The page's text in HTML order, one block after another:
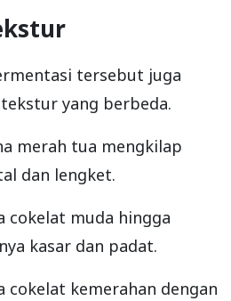
tersebut juga
yang berbeda.
merah tua mengkilap
dan lengket.
cokelat muda hingga
kasar dan padat.
cokelat kemerahan dengan